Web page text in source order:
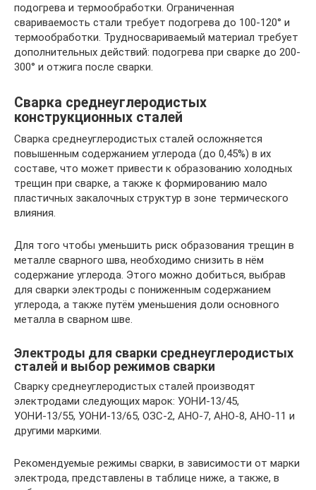
подогрева и термообработки. Ограниченная
свариваемость стали требует подогрева до 100-120° и
термообработки. Трудносвариваемый материал требует
дополнительных действий: подогрева при сварке до 200-
300° и отжига после сварки.
Сварка среднеуглеродистых
конструкционных сталей
Сварка среднеуглеродистых сталей осложняется
повышенным содержанием углерода (до 0,45%) в их
составе, что может привести к образованию холодных
трещин при сварке, а также к формированию мало
пластичных закалочных структур в зоне термического
влияния.
Для того чтобы уменьшить риск образования трещин в
металле сварного шва, необходимо снизить в нём
содержание углерода. Этого можно добиться, выбрав
для сварки электроды с пониженным содержанием
углерода, а также путём уменьшения доли основного
металла в сварном шве.
Электроды для сварки среднеуглеродистых
сталей и выбор режимов сварки
Сварку среднеуглеродистых сталей производят
электродами следующих марок: УОНИ-13/45,
УОНИ-13/55, УОНИ-13/65, ОЗС-2, АНО-7, АНО-8, АНО-11 и
другими маркими.
Рекомендуемые режимы сварки, в зависимости от марки
электрода, представлены в таблице ниже, а также, в